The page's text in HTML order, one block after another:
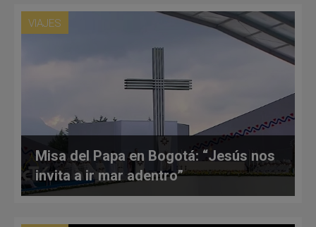
VIAJES
Misa del Papa en Bogotá: “Jesús nos
invita a ir mar adentro”